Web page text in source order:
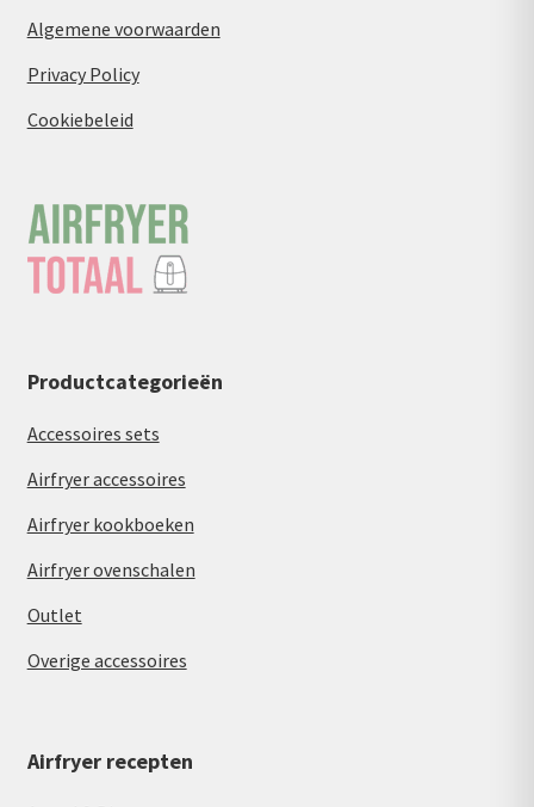
Algemene voorwaarden
Privacy Policy
Cookiebeleid
Productcategorieën
Accessoires sets
Airfryer accessoires
Airfryer kookboeken
Airfryer ovenschalen
Outlet
Overige accessoires
Airfryer recepten